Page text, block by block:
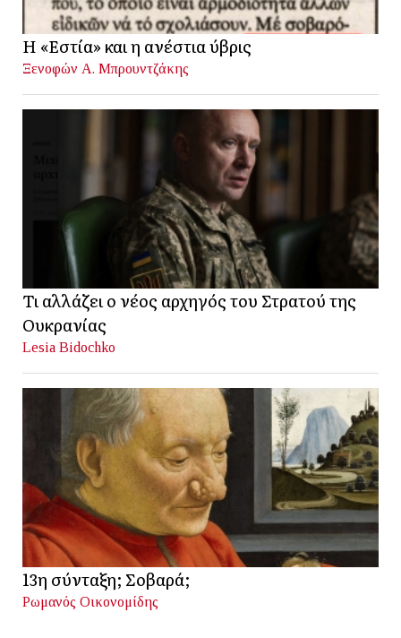
Η «Εστία» και η ανέστια ύβρις
Ξενοφών Α. Μπρουντζάκης
Τι αλλάζει ο νέος αρχηγός του Στρατού της
Ουκρανίας
Lesia Bidochko
13η σύνταξη; Σοβαρά;
Ρωμανός Οικονομίδης